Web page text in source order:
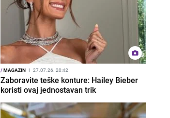
/MAGAZIN I 27.07.26. 20:42
Zaboravite teške konture: Hailey Bieber
koristi ovaj jednostavan trik